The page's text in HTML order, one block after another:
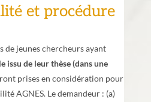
et procédure
de jeunes chercheurs ayant
issu de leur thèse(dans une
prises en considération pour
AGNES. Le demandeur : (a)